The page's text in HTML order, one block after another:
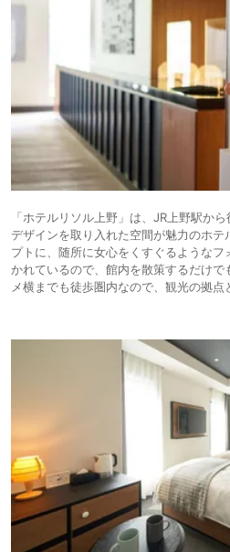
「ホテルリソル上野」は、JR上野駅か
デザインを取り入れた空間が魅力のホテ
プトに、随所に女心をくすぐるような
かれているので、館内を散策するだけ
メ横までも徒歩圏内なので、観光の拠点